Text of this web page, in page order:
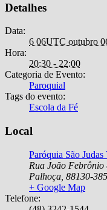
Detalhes
Data:
6 06UTC outubro
Hora:
20:30 - 22:00
Categoria de Evento:
Paroquial
Tags do evento:
Escola da Fé
Local
Paróquia São Judas
Rua João
Palhoça 88130-385
+ Google Map
Telefone: